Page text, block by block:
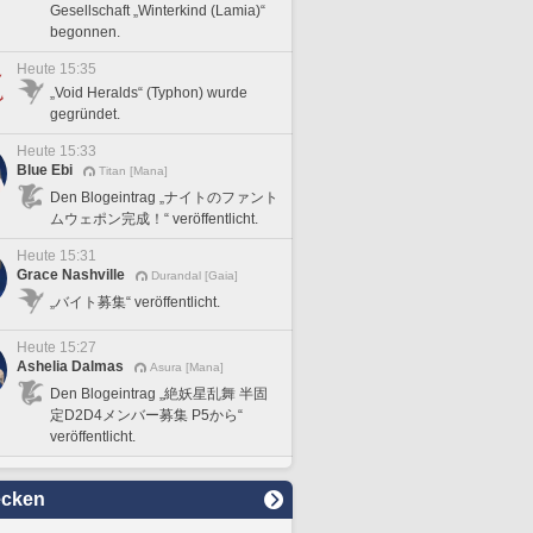
Gesellschaft „Winterkind (Lamia)“
begonnen.
Heute 15:35
„Void Heralds“ (Typhon) wurde
gegründet.
Heute 15:33
Blue Ebi
Titan [Mana]
Den Blogeintrag „ナイトのファント
ムウェポン完成！“ veröffentlicht.
Heute 15:31
Grace Nashville
Durandal [Gaia]
„バイト募集“ veröffentlicht.
Heute 15:27
Ashelia Dalmas
Asura [Mana]
Den Blogeintrag „絶妖星乱舞 半固
定D2D4メンバー募集 P5から“
veröffentlicht.